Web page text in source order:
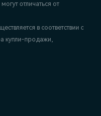
отличаться от
в соответствии с
купли-продажи,